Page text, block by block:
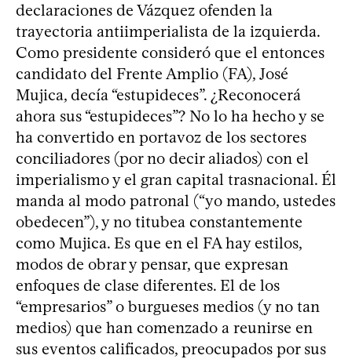
declaraciones de Vázquez ofenden la
trayectoria antiimperialista de la izquierda.
Como presidente consideró que el entonces
candidato del Frente Amplio (FA), José
Mujica, decía “estupideces”. ¿Reconocerá
ahora sus “estupideces”? No lo ha hecho y se
ha convertido en portavoz de los sectores
conciliadores (por no decir aliados) con el
imperialismo y el gran capital trasnacional. Él
manda al modo patronal (“yo mando, ustedes
obedecen”), y no titubea constantemente
como Mujica. Es que en el FA hay estilos,
modos de obrar y pensar, que expresan
enfoques de clase diferentes. El de los
“empresarios” o burgueses medios (y no tan
medios) que han comenzado a reunirse en
sus eventos calificados, preocupados por sus